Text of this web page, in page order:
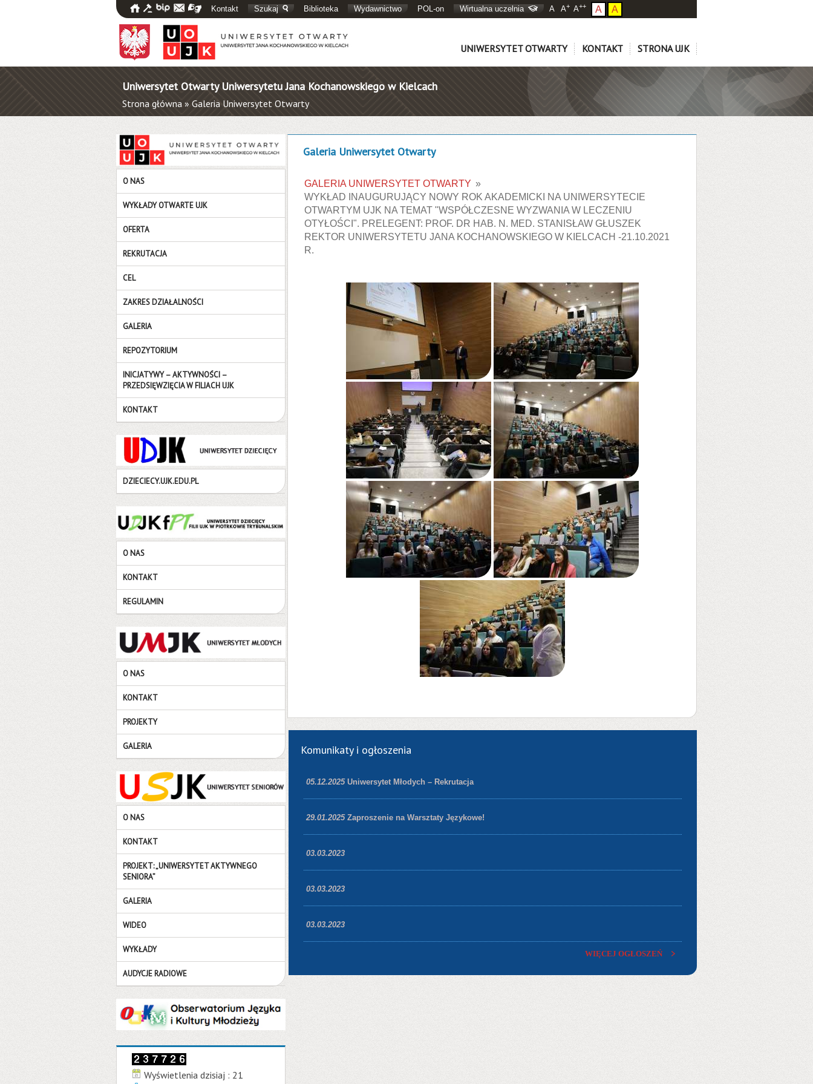
Kontakt Szukaj Biblioteka Wydawnictwo POL-on Wirtualna uczelnia A A+ A++ A A
UNIWERSYTET OTWARTY KONTAKT STRONA UJK
Uniwersytet Otwarty Uniwersytetu Jana Kochanowskiego w Kielcach
Strona główna » Galeria Uniwersytet Otwarty
O NAS
WYKŁADY OTWARTE UJK
OFERTA
REKRUTACJA
CEL
ZAKRES DZIAŁALNOŚCI
GALERIA
REPOZYTORIUM
INICJATYWY – AKTYWNOŚCI –
PRZEDSIĘWZIĘCIA W FILIACH UJK
KONTAKT
DZIECIECY.UJK.EDU.PL
O NAS
KONTAKT
REGULAMIN
O NAS
KONTAKT
PROJEKTY
GALERIA
O NAS
KONTAKT
PROJEKT: „UNIWERSYTET AKTYWNEGO
SENIORA”
GALERIA
WIDEO
WYKŁADY
AUDYCJE RADIOWE
Wyświetlenia dzisiaj : 21
Galeria Uniwersytet Otwarty
GALERIA UNIWERSYTET OTWARTY »
WYKŁAD INAUGURUJĄCY NOWY ROK AKADEMICKI NA UNIWERSYTECIE
OTWARTYM UJK NA TEMAT "WSPÓŁCZESNE WYZWANIA W LECZENIU
OTYŁOŚCI". PRELEGENT: PROF. DR HAB. N. MED. STANISŁAW GŁUSZEK
REKTOR UNIWERSYTETU JANA KOCHANOWSKIEGO W KIELCACH -21.10.2021
R.
Komunikaty i ogłoszenia
05.12.2025 Uniwersytet Młodych – Rekrutacja
29.01.2025 Zaproszenie na Warsztaty Językowe!
03.03.2023
03.03.2023
03.03.2023
WIĘCEJ OGŁOSZEŃ